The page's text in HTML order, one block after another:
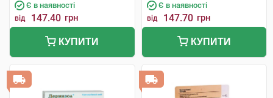
Є в наявності
від 147.40 грн
КУПИТИ
Є в наявності
від 147.70 грн
КУПИТИ